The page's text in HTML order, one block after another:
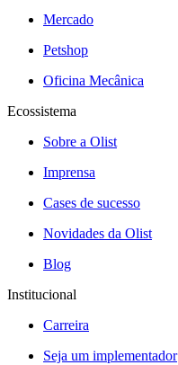
Mercado
Petshop
Oficina Mecânica
Ecossistema
Sobre a Olist
Imprensa
Cases de sucesso
Novidades da Olist
Blog
Institucional
Carreira
Seja um implementador